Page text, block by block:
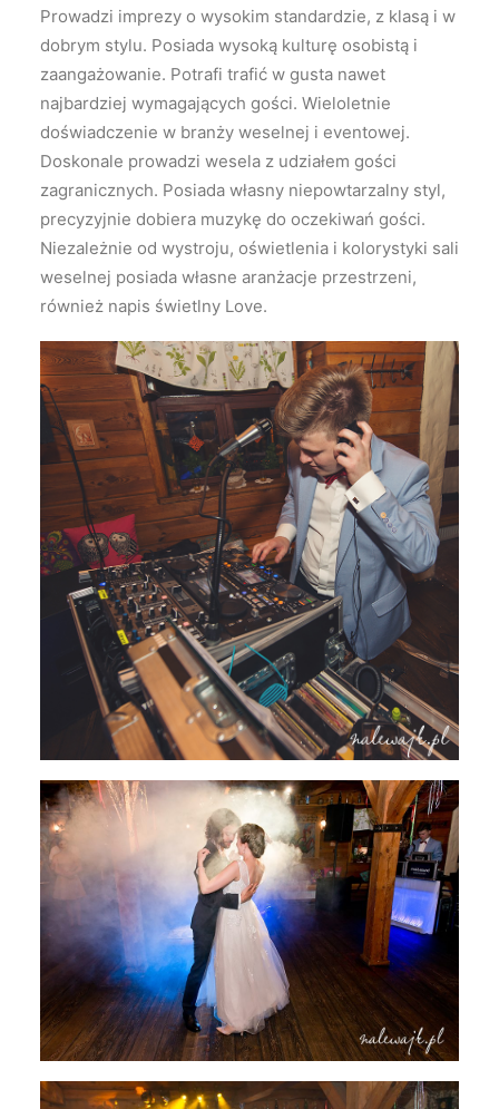
Prowadzi imprezy o wysokim standardzie, z klasą i w
dobrym stylu. Posiada wysoką kulturę osobistą i
zaangażowanie. Potrafi trafić w gusta nawet
najbardziej wymagających gości. Wieloletnie
doświadczenie w branży weselnej i eventowej.
Doskonale prowadzi wesela z udziałem gości
zagranicznych. Posiada własny niepowtarzalny styl,
precyzyjnie dobiera muzykę do oczekiwań gości.
Niezależnie od wystroju, oświetlenia i kolorystyki sali
weselnej posiada własne aranżacje przestrzeni,
również napis świetlny Love.